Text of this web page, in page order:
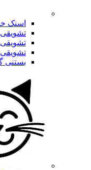
اسنک
بستنی